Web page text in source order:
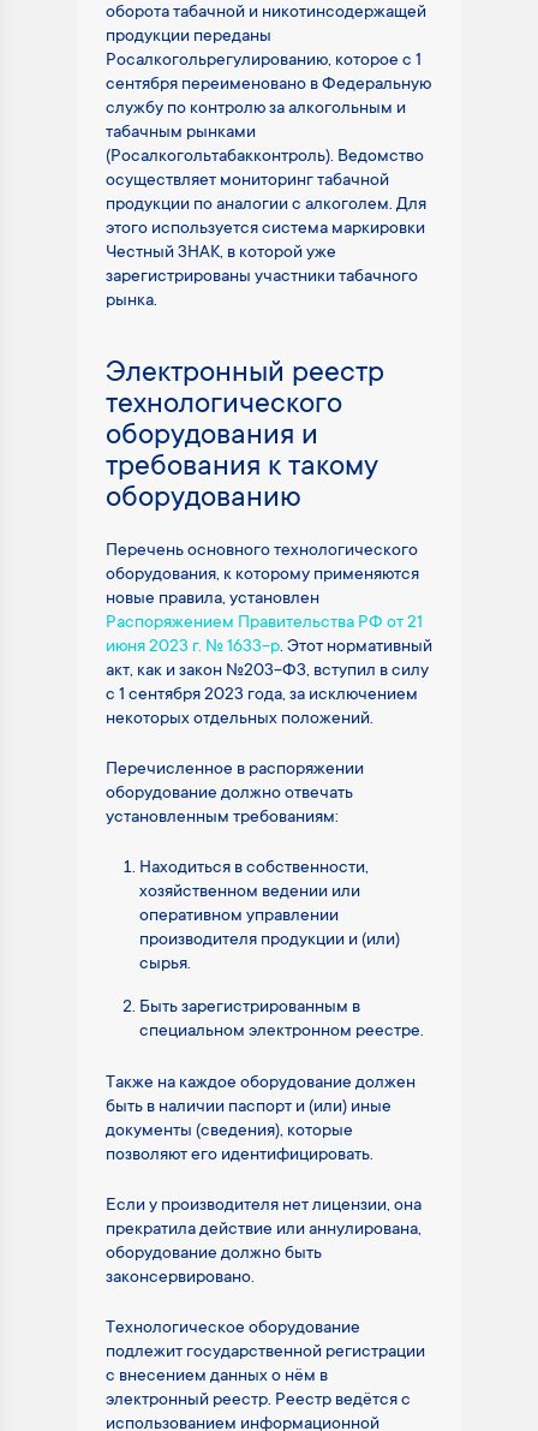
оборота табачной и никотинсодержащей
продукции переданы
Росалкогольрегулированию, которое с 1
сентября переименовано в Федеральную
службу по контролю за алкогольным и
табачным рынками
(Росалкогольтабакконтроль). Ведомство
осуществляет мониторинг табачной
продукции по аналогии с алкоголем. Для
этого используется система маркировки
Честный ЗНАК, в которой уже
зарегистрированы участники табачного
рынка.
Электронный реестр
технологического
оборудования и
требования к такому
оборудованию
Перечень основного технологического
оборудования, к которому применяются
новые правила, установлен
Распоряжением Правительства РФ от 21
июня 2023 г. № 1633-р. Этот нормативный
акт, как и закон №203-ФЗ, вступил в силу
с 1 сентября 2023 года, за исключением
некоторых отдельных положений.
Перечисленное в распоряжении
оборудование должно отвечать
установленным требованиям:
Находиться в собственности,
хозяйственном ведении или
оперативном управлении
производителя продукции и (или)
сырья.
Быть зарегистрированным в
специальном электронном реестре.
Также на каждое оборудование должен
быть в наличии паспорт и (или) иные
документы (сведения), которые
позволяют его идентифицировать.
Если у производителя нет лицензии, она
прекратила действие или аннулирована,
оборудование должно быть
законсервировано.
Технологическое оборудование
подлежит государственной регистрации
с внесением данных о нём в
электронный реестр. Реестр ведётся с
использованием информационной